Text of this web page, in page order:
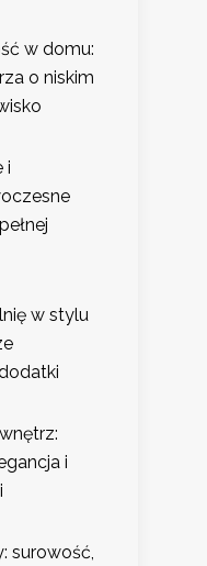
w domu:
o niskim
i
w stylu
i
surowość,